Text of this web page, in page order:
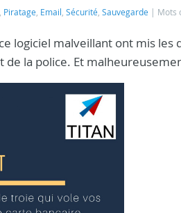
, Piratage, Email , Sécurité, Sauvegarde Mots
logiciel malveillant ont mis
la police. Et